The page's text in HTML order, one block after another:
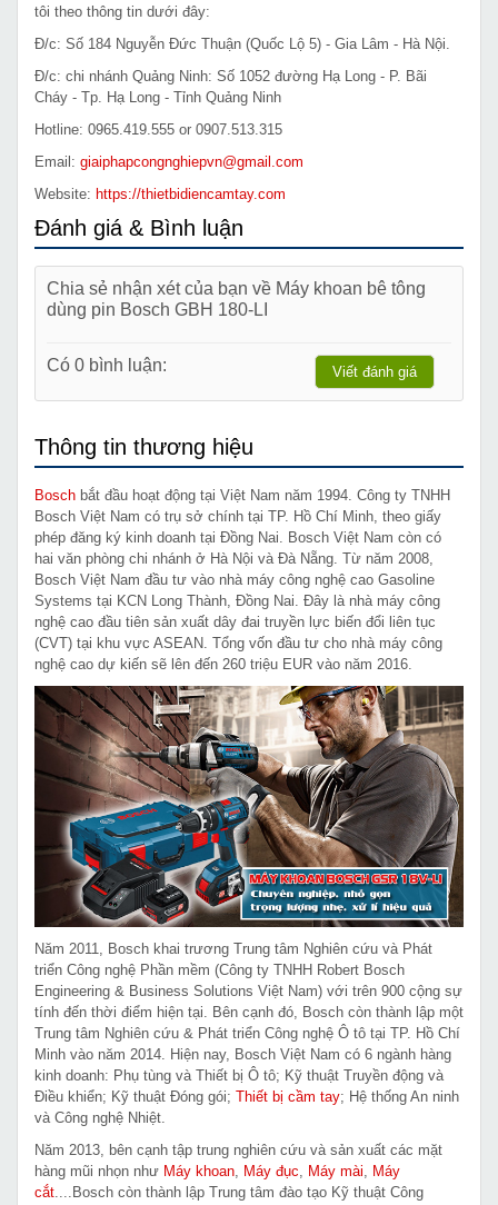
tôi theo thông tin dưới đây:
Đ/c: Số 184 Nguyễn Đức Thuận (Quốc Lộ 5) - Gia Lâm - Hà Nội.
Đ/c: chi nhánh Quảng Ninh: Số 1052 đường Hạ Long - P. Bãi
Cháy - Tp. Hạ Long - Tỉnh Quảng Ninh
Hotline: 0965.419.555 or 0907.513.315
Email: giaiphapcongnghiepvn@gmail.com
Website: https://thietbidiencamtay.com
Đánh giá & Bình luận
Chia sẻ nhận xét của bạn về Máy khoan bê tông
dùng pin Bosch GBH 180-LI
Có 0 bình luận: Viết đánh giá
Thông tin thương hiệu
Bosch bắt đầu hoạt động tại Việt Nam năm 1994. Công ty TNHH
Bosch Việt Nam có trụ sở chính tại TP. Hồ Chí Minh, theo giấy
phép đăng ký kinh doanh tại Đồng Nai. Bosch Việt Nam còn có
hai văn phòng chi nhánh ở Hà Nội và Đà Nẵng. Từ năm 2008,
Bosch Việt Nam đầu tư vào nhà máy công nghệ cao Gasoline
Systems tại KCN Long Thành, Đồng Nai. Đây là nhà máy công
nghệ cao đầu tiên sản xuất dây đai truyền lực biến đổi liên tục
(CVT) tại khu vực ASEAN. Tổng vốn đầu tư cho nhà máy công
nghệ cao dự kiến sẽ lên đến 260 triệu EUR vào năm 2016.
Năm 2011, Bosch khai trương Trung tâm Nghiên cứu và Phát
triển Công nghệ Phần mềm (Công ty TNHH Robert Bosch
Engineering & Business Solutions Việt Nam) với trên 900 cộng sự
tính đến thời điểm hiện tại. Bên cạnh đó, Bosch còn thành lập một
Trung tâm Nghiên cứu & Phát triển Công nghệ Ô tô tại TP. Hồ Chí
Minh vào năm 2014. Hiện nay, Bosch Việt Nam có 6 ngành hàng
kinh doanh: Phụ tùng và Thiết bị Ô tô; Kỹ thuật Truyền động và
Điều khiển; Kỹ thuật Đóng gói; Thiết bị cầm tay; Hệ thống An ninh
và Công nghệ Nhiệt.
Năm 2013, bên cạnh tập trung nghiên cứu và sản xuất các mặt
hàng mũi nhọn như Máy khoan, Máy đục, Máy mài, Máy
cắt....Bosch còn thành lập Trung tâm đào tạo Kỹ thuật Công